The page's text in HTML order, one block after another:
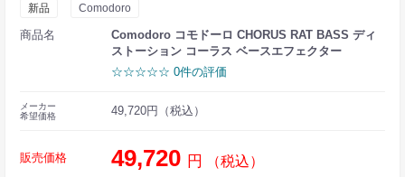
新品 Comodoro
商品名
Comodoro コモドーロ CHORUS RAT BASS ディ
ストーション コーラス ベースエフェクター
☆☆☆☆☆ 0件の評価
メーカー
希望価格
49,720円（税込）
販売価格 49,720 円 （税込）